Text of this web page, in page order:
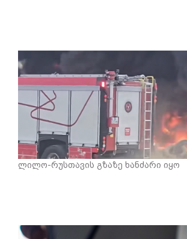
ლილო-რუსთავის გზაზე ხანძარი იყო